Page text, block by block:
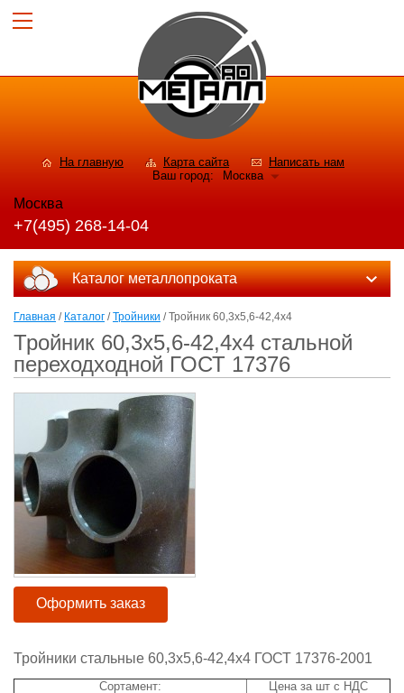
На главную Карта сайта
Написать нам
Ваш город:
Москва
Москва
+7(495) 268-14-04
Каталог металлопроката
Главная / Каталог /Тройники / Тройник 60,3x5,6-42,4x4
Тройник 60,3x5,6-42,4x4 стальной
переходходной ГОСТ 17376
Оформить заказ
Тройники стальные 60,3x5,6-42,4x4 ГОСТ 17376-2001
Сортамент:
Цена за шт с НДС